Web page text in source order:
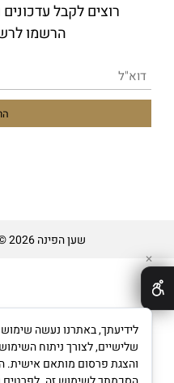
רוצים לקבל
הרשמו
שען הפינה All Rights Reserved © 2026
✕
שלישיים, לצורך ניתוח
והצגת פרסום מותאם אישית.